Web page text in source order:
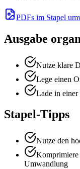
PDFs im Stapel
Ausgabe
Nutze klare
Lege einen
Lade in einer
Stapel-Tipps
Nutze den
Komprimiere
Umwandlung